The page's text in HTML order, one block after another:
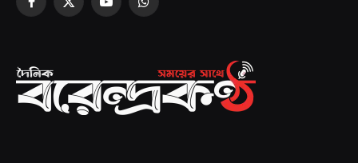
Facebook
X
YouTubeWhatsApp